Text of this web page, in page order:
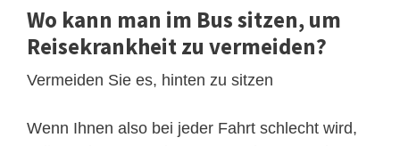
Wo kann man im Bus sitzen, um
Reisekrankheit zu vermeiden?
Vermeiden Sie es, hinten zu sitzen
Wenn Ihnen also bei jeder Fahrt schlecht wird,